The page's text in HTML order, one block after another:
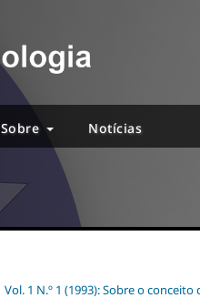
Sobre Notícias
Vol. 1 N.º 1 (1993): Sobre o